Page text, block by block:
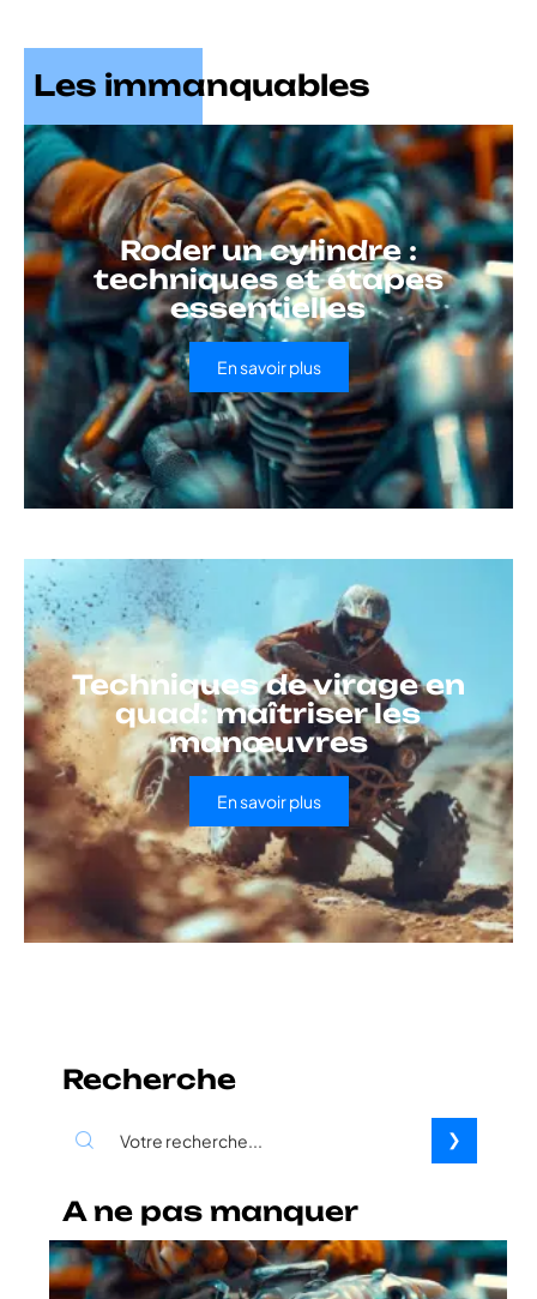
Les immanquables
Roder un cylindre :
techniques et étapes
essentielles
En savoir plus
Techniques de virage en
quad: maîtriser les
manœuvres
En savoir plus
Recherche
A ne pas manquer